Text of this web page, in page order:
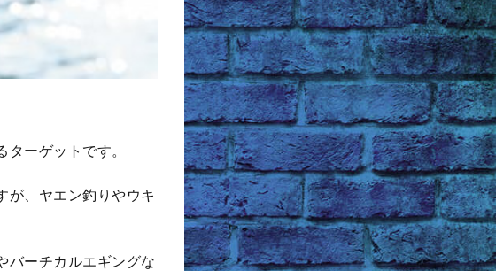
ーゲットです。
が、ヤエン釣りやウキ
バーチカルエギングな